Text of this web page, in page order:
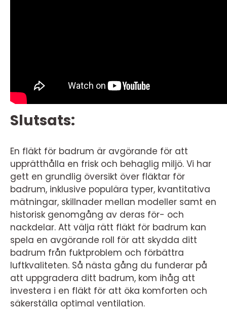
Slutsats:
En fläkt för badrum är avgörande för att
upprätthålla en frisk och behaglig miljö. Vi har
gett en grundlig översikt över fläktar för
badrum, inklusive populära typer, kvantitativa
mätningar, skillnader mellan modeller samt en
historisk genomgång av deras för- och
nackdelar. Att välja rätt fläkt för badrum kan
spela en avgörande roll för att skydda ditt
badrum från fuktproblem och förbättra
luftkvaliteten. Så nästa gång du funderar på
att uppgradera ditt badrum, kom ihåg att
investera i en fläkt för att öka komforten och
säkerställa optimal ventilation.